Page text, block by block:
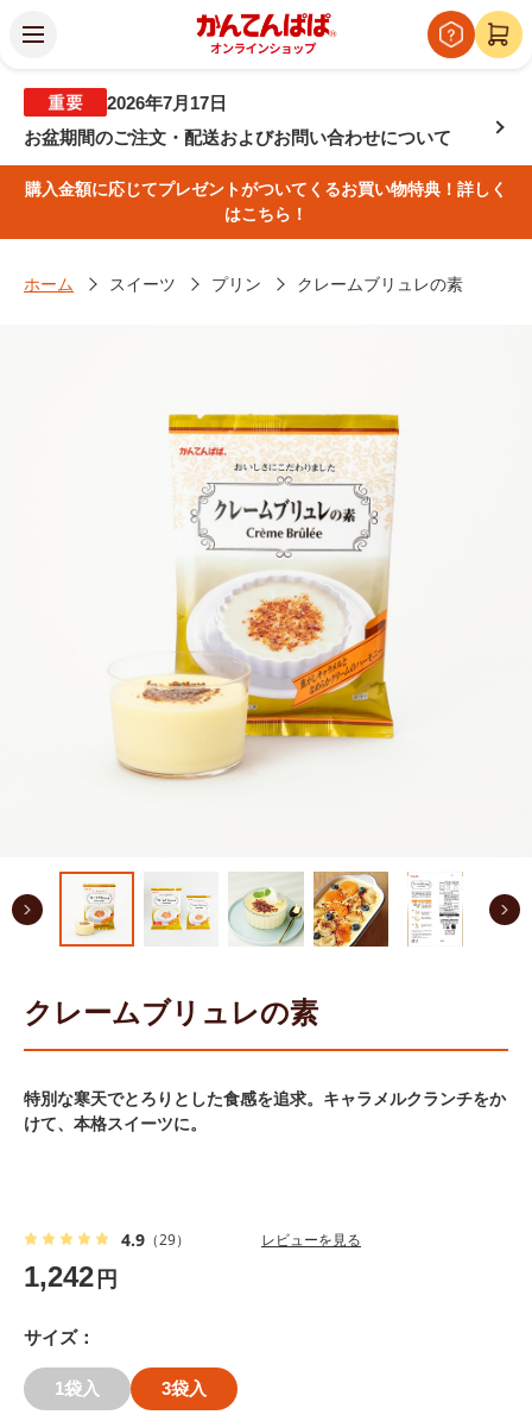
2026年7月17日
お盆期間のご注文・配送およびお問い合わせについて
購入金額に応じてプレゼントがついてくるお買い物特典！詳しく
はこちら！
ホーム スイーツ プリン クレームブリュレの素
クレームブリュレの素
特別な寒天でとろりとした食感を追求。キャラメルクランチをか
けて、本格スイーツに。
4.9 （29） レビューを見る
1,242 円
サイズ
1袋入 3袋入